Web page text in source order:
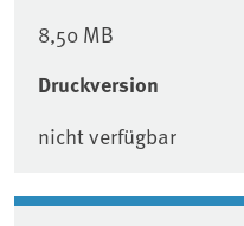
8,50 MB
Druckversion
nicht verfügbar